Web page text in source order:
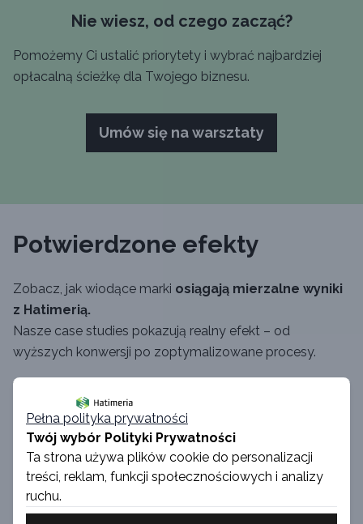
Nie wiesz, od czego zacząć?
Pomożemy Ci ustalić priorytety i wybrać najbardziej
opłacalną ścieżkę dla Twojego biznesu.
Umów się na warsztaty
Potwierdzone efekty
Zobacz, jak wiodące marki osiągają mierzalne wyniki
z Hatimerią.
Nasze case studies pokazują realny efekt – od
wyższych konwersji po zoptymalizowane procesy.
Pełna polityka prywatności
Twój wybór Polityki Prywatności
Ta strona używa plików cookie do personalizacji
treści, reklam, funkcji społecznościowych i analizy
ruchu.